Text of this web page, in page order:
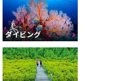
ダイビング